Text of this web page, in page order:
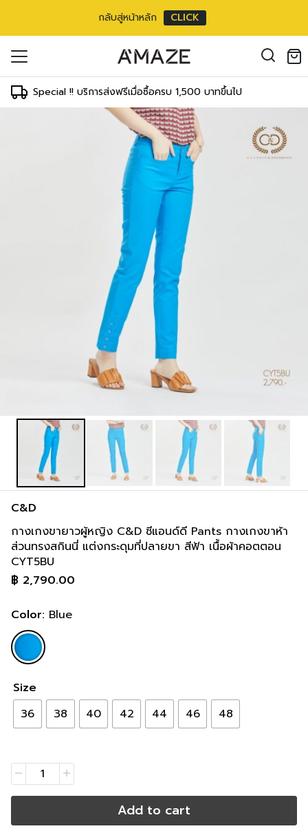
กลับสู่หน้าหลัก CLICK
Special !! บริการส่งฟรีเมื่อซื้อครบ 1,500 บาทขึ้นไป
C&D
กางเกงขายาวผู้หญิง C&D ซีแอนด์ดี Pants กางเกงขาห้า
ส่วนทรงสกินนี่ แต่งกระดุมที่ปลายขา สีฟ้า เนื้อผ้าคอตตอน
CYT5BU
฿ 2,790.00
Color: Blue
Size
36
38 40 42 44 46 48
Add to cart
in the cart.
address*
คลิกที่นี่เพื่อสมัครสมาชิก
ณเพื่อรองรับประสบการณ์การใช้งาน